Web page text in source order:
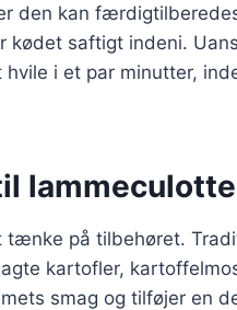
den kan
kødet saftigt indeni.
i et par minutter,
lammeculotte
på tilbehøret.
kartofler,
smag og tilføjer en